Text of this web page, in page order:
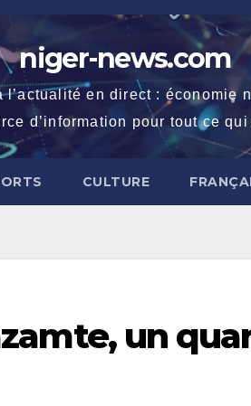
niger-news.com
en direct :
d’information pour tout ce
CULTURE
un